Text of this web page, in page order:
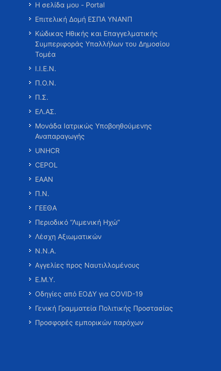
Η σελίδα μου - Portal
Επιτελική Δομή ΕΣΠΑ ΥΝΑΝΠ
Κώδικας Ηθικής και Επαγγελματικής
Συμπεριφοράς Υπαλλήλων του Δημοσίου
Τομέα
Ι.Ι.Ε.Ν.
Π.Ο.Ν.
Π.Σ.
ΕΛ.ΑΣ.
Μονάδα Ιατρικώς Υποβοηθούμενης
Αναπαραγωγής
UNHCR
CEPOL
ΕΑΑΝ
Π.Ν.
ΓΕΕΘΑ
Περιοδικό “Λιμενική Ηχώ”
Λέσχη Αξιωματικών
Ν.Ν.Α.
Αγγελίες προς Ναυτιλλομένους
Ε.Μ.Υ.
Οδηγίες από ΕΟΔΥ για COVID-19
Γενική Γραμματεία Πολιτικής Προστασίας
Προσφορές εμπορικών παρόχων